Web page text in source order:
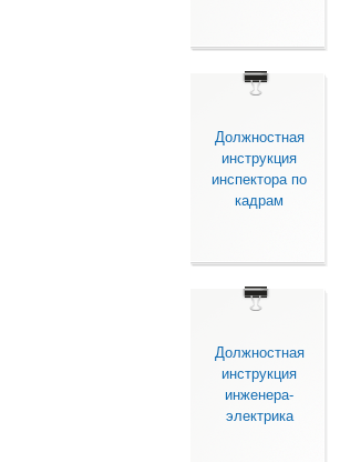
Должностная
инструкция
инспектора по
кадрам
Должностная
инструкция
инженера-
электрика